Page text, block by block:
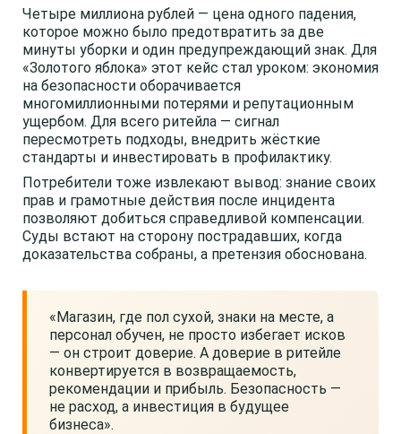
Четыре миллиона рублей — цена одного падения,
которое можно было предотвратить за две
минуты уборки и один предупреждающий знак. Для
«Золотого яблока» этот кейс стал уроком: экономия
на безопасности оборачивается
многомиллионными потерями и репутационным
ущербом. Для всего ритейла — сигнал
пересмотреть подходы, внедрить жёсткие
стандарты и инвестировать в профилактику.
Потребители тоже извлекают вывод: знание своих
прав и грамотные действия после инцидента
позволяют добиться справедливой компенсации.
Суды встают на сторону пострадавших, когда
доказательства собраны, а претензия обоснована.
«Магазин, где пол сухой, знаки на месте, а
персонал обучен, не просто избегает исков
— он строит доверие. А доверие в ритейле
конвертируется в возвращаемость,
рекомендации и прибыль. Безопасность —
не расход, а инвестиция в будущее
бизнеса».